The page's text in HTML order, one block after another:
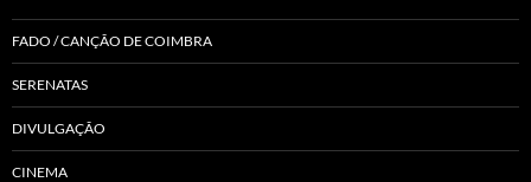
FADO / CANÇÃO DE COIMBRA
SERENATAS
DIVULGAÇÃO
CINEMA